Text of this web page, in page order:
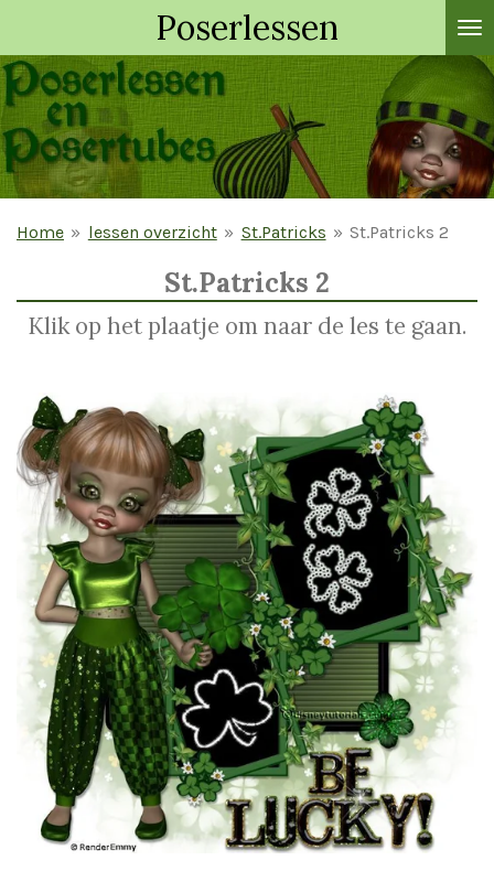
direct
naar
de
hoofdinhoud
Poserlessen
Home » lessen overzicht » St.Patricks » St.Patricks 2
St.Patricks 2
Klik op het plaatje om naar de les te gaan.